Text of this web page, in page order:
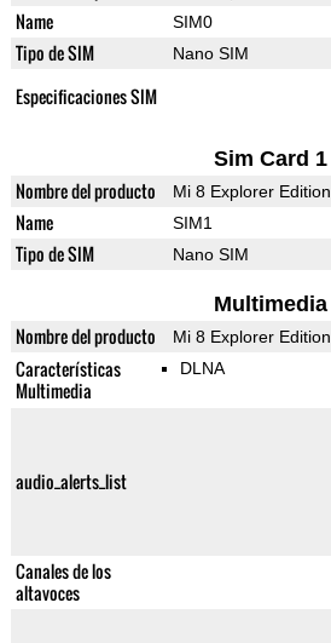
Name SIM0
Tipo de SIM Nano SIM
Especificaciones SIM
Sim Card 1
Nombre del producto Mi 8 Explorer Edition
Name SIM1
Tipo de SIM Nano SIM
Multimedia
Nombre del producto Mi 8 Explorer Edition
Características
Multimedia
DLNA
audio_alerts_list
Canales de los
altavoces